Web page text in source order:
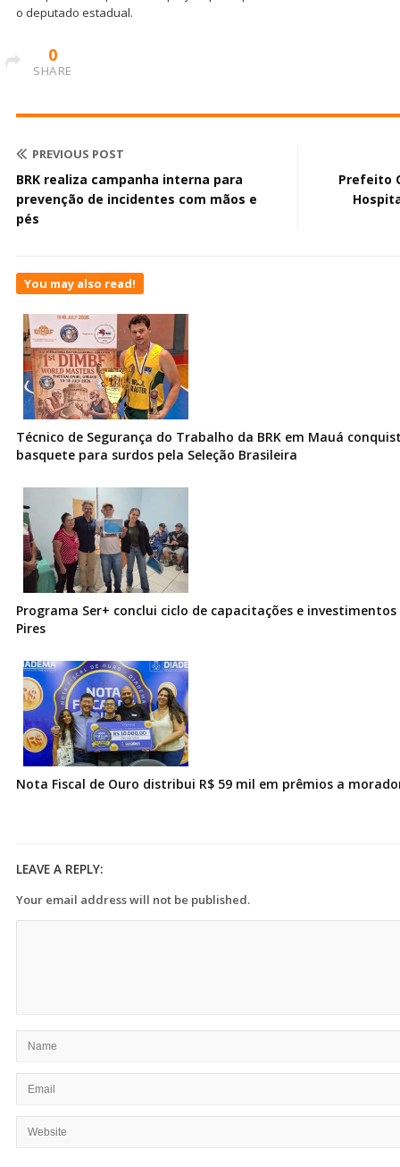
o deputado estadual.
0
SHARE
PREVIOUS POST
BRK realiza campanha interna para
prevenção de incidentes com mãos e
pés
Prefeito
You may also read!
Técnico de Segurança do Trabalho da BRK em Mauá
basquete para surdos pela Seleção Brasileira
Programa Ser+ conclui ciclo de capacitações e
Pires
Nota Fiscal de Ouro distribui R$ 59 mil em prêmios a
LEAVE A REPLY:
Your email address will not be published.